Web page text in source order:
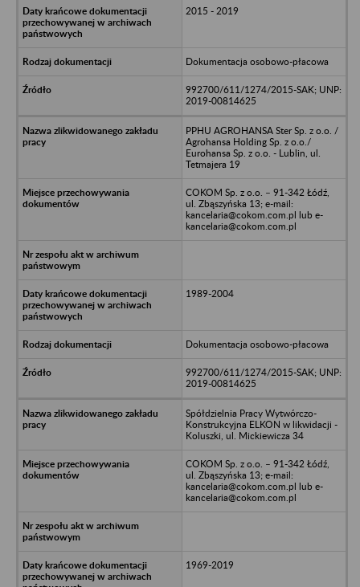
2015 - 2019
Dokumentacja osobowo-płacowa
992700/611/1274/2015-SAK; UNP:
2019-00814625
PPHU AGROHANSA Ster Sp. z o.o. /
Agrohansa Holding Sp. z o.o./
Eurohansa Sp. z o.o. - Lublin, ul.
Tetmajera 19
COKOM Sp. z o.o. – 91-342 Łódź,
ul. Zbąszyńska 13; e-mail:
kancelaria@cokom.com.pl lub e-
kancelaria@cokom.com.pl
1989-2004
Dokumentacja osobowo-płacowa
992700/611/1274/2015-SAK; UNP:
2019-00814625
Spółdzielnia Pracy Wytwórczo-
Konstrukcyjna ELKON w likwidacji -
Koluszki, ul. Mickiewicza 34
COKOM Sp. z o.o. – 91-342 Łódź,
ul. Zbąszyńska 13; e-mail:
kancelaria@cokom.com.pl lub e-
kancelaria@cokom.com.pl
1969-2019